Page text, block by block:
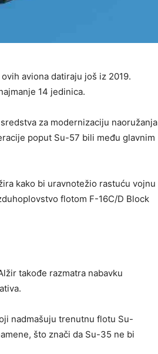
aviona datiraju još iz 2019.
14 jedinica.
za modernizaciju naoružanja
poput Su-57 bili među glavnim
kako bi uravnotežio rastuću vojnu
flotom F-16C/D Block
takođe razmatra nabavku
nadmašuju trenutnu flotu Su-
što znači da Su-35 ne bi